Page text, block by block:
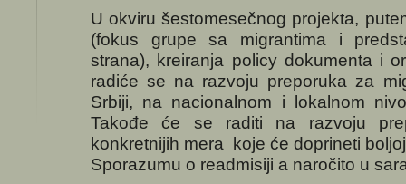
U okviru šestomesečnog projekta,
(fokus grupe sa migrantima i
strana), kreiranja policy dokumenta i
radiće se na razvoju preporuka za
Srbiji, na nacionalnom i lokalnom
Takođe će se raditi na razvoju
konkretnijih mera koje će doprineti
Sporazumu o readmisiji a naročito u